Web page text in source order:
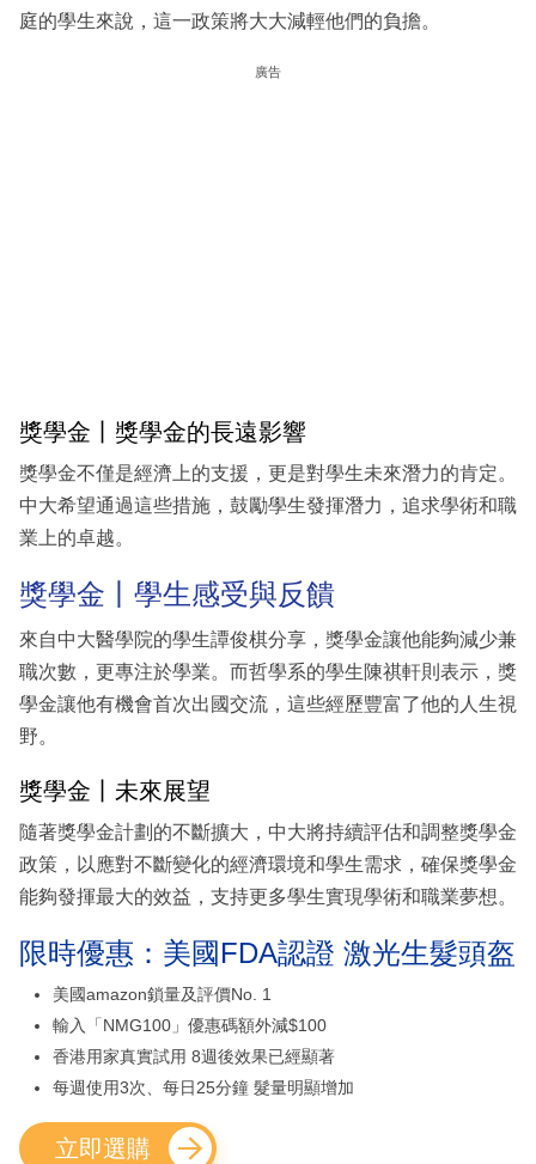
庭的學生來說，這一政策將大大減輕他們的負擔。
廣告
獎學金丨獎學金的長遠影響
獎學金不僅是經濟上的支援，更是對學生未來潛力的肯定。
中大希望通過這些措施，鼓勵學生發揮潛力，追求學術和職
業上的卓越。
獎學金丨學生感受與反饋
來自中大醫學院的學生譚俊棋分享，獎學金讓他能夠減少兼
職次數，更專注於學業。而哲學系的學生陳祺軒則表示，獎
學金讓他有機會首次出國交流，這些經歷豐富了他的人生視
野。
獎學金丨未來展望
隨著獎學金計劃的不斷擴大，中大將持續評估和調整獎學金
政策，以應對不斷變化的經濟環境和學生需求，確保獎學金
能夠發揮最大的效益，支持更多學生實現學術和職業夢想。
限時優惠：美國FDA認證 激光生髮頭盔
美國amazon鎖量及評價No. 1
輸入「NMG100」優惠碼額外減$100
香港用家真實試用 8週後效果已經顯著
每週使用3次、每日25分鐘 髮量明顯增加
立即選購